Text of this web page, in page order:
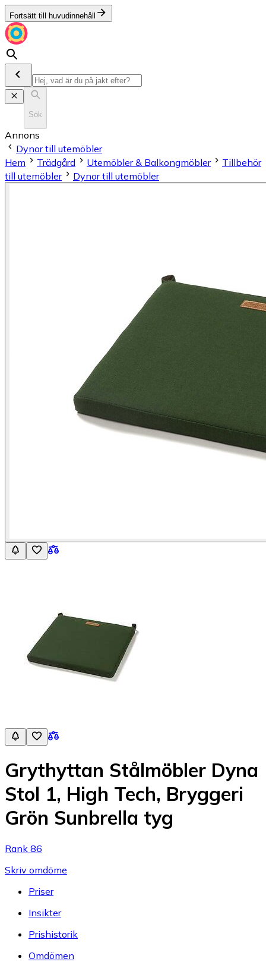
Fortsätt till huvudinnehåll
Sök
Annons
Dynor till utemöbler
Hem
Trädgård Utemöbler & Balkongmöbler
Tillbehör
till utemöbler
Dynor till utemöbler
Grythyttan Stålmöbler Dyna
Stol 1, High Tech, Bryggeri
Grön Sunbrella tyg
Rank 86
Skriv omdöme
Priser
Insikter
Prishistorik
Omdömen